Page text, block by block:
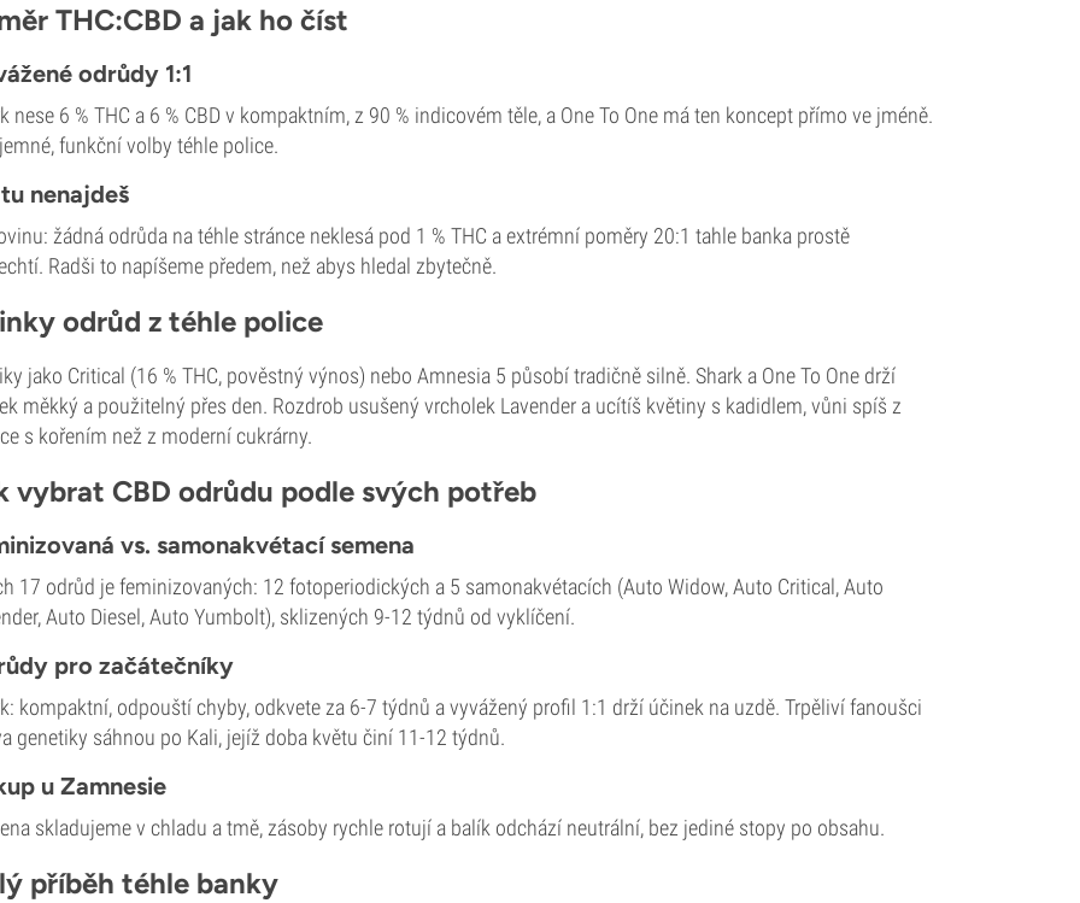
THC:CBD a jak ho číst
odrůdy 1:1
nese 6 % THC a 6 % CBD v kompaktním, z 90 % indicovém těle, a One To One má ten koncept přímo ve jméně.
funkční volby téhle police.
nenajdeš
žádná odrůda na téhle stránce neklesá pod 1 % THC a extrémní poměry 20:1 tahle banka prostě
Radši to napíšeme předem, než abys hledal zbytečně.
odrůd z téhle police
jako Critical (16 % THC, pověstný výnos) nebo Amnesia 5 působí tradičně silně. Shark a One To One drží
měkký a použitelný přes den. Rozdrob usušený vrcholek Lavender a ucítíš květiny s kadidlem, vůni spíš z
s kořením než z moderní cukrárny.
vybrat CBD odrůdu podle svých potřeb
vs. samonakvétací semena
17 odrůd je feminizovaných: 12 fotoperiodických a 5 samonakvétacích (Auto Widow, Auto Critical, Auto
Auto Diesel, Auto Yumbolt), sklizených 9-12 týdnů od vyklíčení.
pro začátečníky
kompaktní, odpouští chyby, odkvete za 6-7 týdnů a vyvážený profil 1:1 drží účinek na uzdě. Trpěliví fanoušci
genetiky sáhnou po Kali, jejíž doba květu činí 11-12 týdnů.
u Zamnesie
skladujeme v chladu a tmě, zásoby rychle rotují a balík odchází neutrální, bez jediné stopy po obsahu.
příběh téhle banky